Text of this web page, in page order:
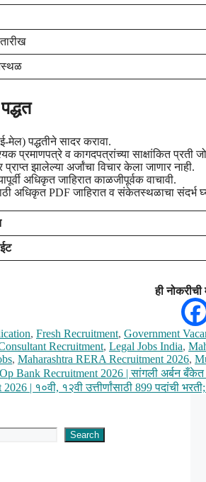
मेल) पद्धतीने सादर करावा.
प्रमाणपत्रे व कागदपत्रांच्या साक्षांकित प्रती
झालेल्या अर्जांचा विचार केला जाणार नाही.
अधिकृत जाहिरात काळजीपूर्वक वाचावी.
अधिकृत PDF जाहिरात व संकेतस्थळाचा संदर्भ
ही
, Fresh Recruitment, Government
Recruitment, Legal Jobs India,
, Maharashtra RERA Recruitment 2026,
Bank Recruitment 2026 | सांगली अर्बन
| १०वी, १२वी उत्तीर्णांसाठी 899 पदांची
Search